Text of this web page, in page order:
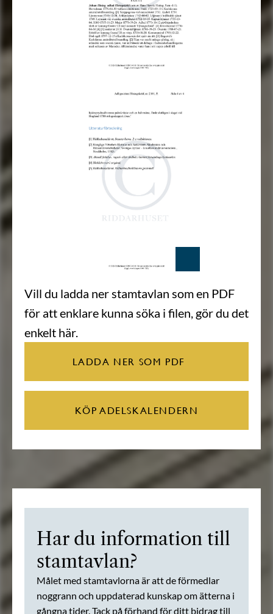
Vill du ladda ner stamtavlan som en PDF
för att enklare kunna söka i filen, gör du det
enkelt här.
LADDA NER SOM PDF
KÖP ADELSKALENDERN
Har du information till
stamtavlan?
Målet med stamtavlorna är att de förmedlar
noggrann och uppdaterad kunskap om ätterna i
gångna tider. Tack på förhand för ditt bidrag till